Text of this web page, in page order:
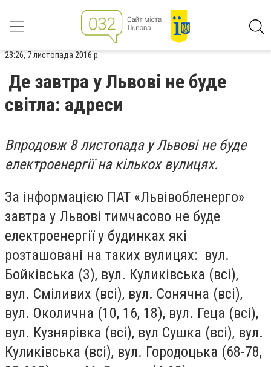
23:26, 7 листопада 2016 р.
Де завтра у Львові не буде
світла: адреси
Впродовж 8 листопада у Львові не буде
електроенергії на кількох вулицях.
За інформацією ПАТ «Львівобленерго»
завтра у Львові тимчасово не буде
електроенергії у будинках які
розташовані на таких вулицях: вул.
Бойківська (3), вул. Куликівська (всі),
вул. Сміливих (всі), вул. Сонячна (всі),
вул. Околична (10, 16, 18), вул. Геца (всі),
вул. Кузнярівка (всі), вул Сушка (всі), вул.
Куликівська (всі), вул. Городоцька (68-78,